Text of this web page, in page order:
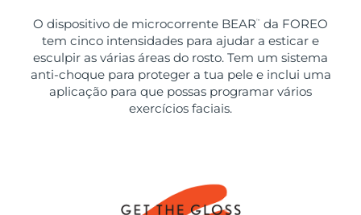
O dispositivo de microcorrente BEAR ™
da FOREO
tem cinco intensidades para ajudar a esticar e
esculpir as várias áreas do rosto. Tem um sistema
anti-choque para proteger a tua pele e inclui uma
aplicação para que possas programar vários
exercícios faciais.